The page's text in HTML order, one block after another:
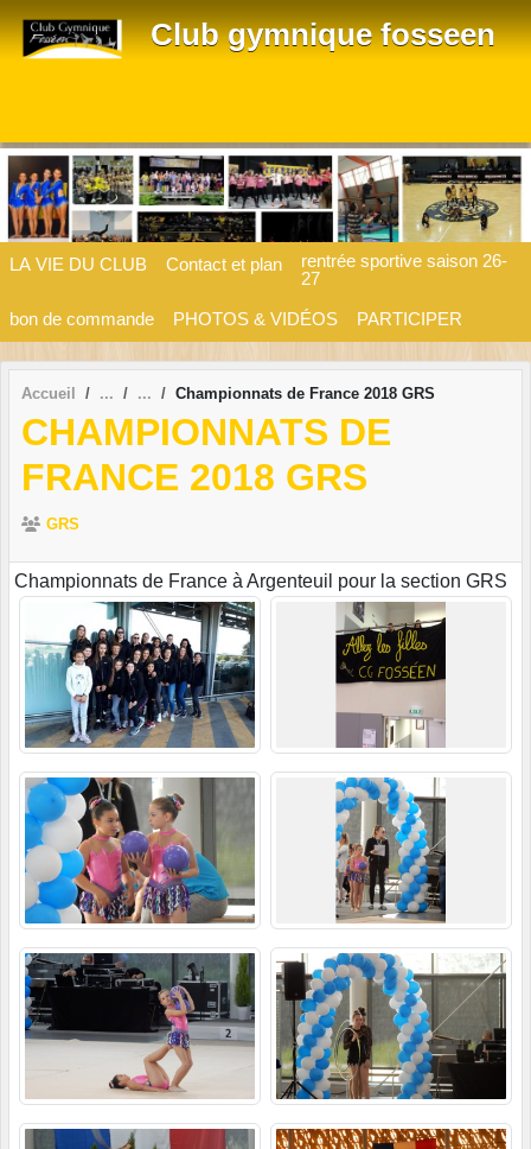
Club gymnique fosseen
LA VIE DU CLUB Contact et plan
rentrée sportive saison 26-
27
bon de commande
PHOTOS & VIDÉOS PARTICIPER
Accueil Championnats de France 2018 GRS
CHAMPIONNATS DE
FRANCE 2018 GRS
GRS
Championnats de France à Argenteuil pour la section GRS
Panneau de gestion des cookies